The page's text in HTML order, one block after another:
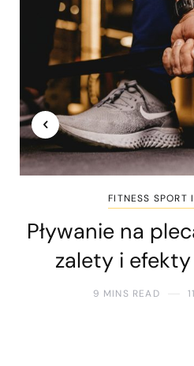
FITNESS SPORT
Pływanie na
zalety i
9 MINS READ